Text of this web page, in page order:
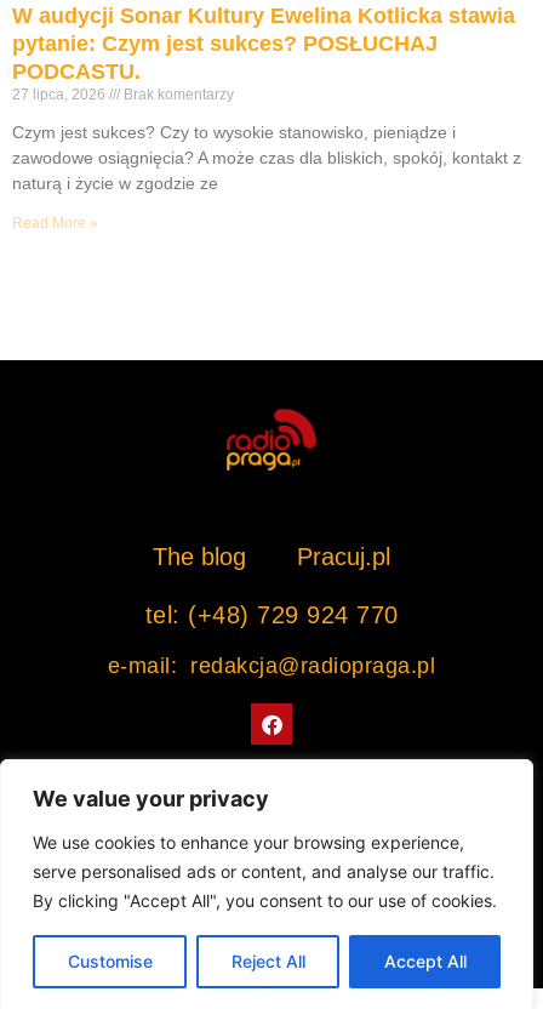
We value your privacy
We use cookies to enhance your browsing experience,
serve personalised ads or content, and analyse our traffic.
By clicking "Accept All", you consent to our use of cookies.
Customise Reject All Accept All
W audycji Sonar Kultury Ewelina Kotlicka stawia
pytanie: Czym jest sukces? POSŁUCHAJ
PODCASTU.
27 lipca, 2026 Brak komentarzy
Czym jest sukces? Czy to wysokie stanowisko, pieniądze i
zawodowe osiągnięcia? A może czas dla bliskich, spokój, kontakt z
naturą i życie w zgodzie ze
Read More »
The blog Pracuj.pl
tel: (+48) 729 924 770
e-mail: redakcja@radiopraga.pl
F
a
c
o
k
Współpracujemy z Muzeum Warszawskiej Pragi
© 2022 All rights Reserved. Radiopraga.pl
Projekt strony internetowej: tomasz-kaminski.pl